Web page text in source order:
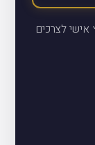
אישי לצרכים